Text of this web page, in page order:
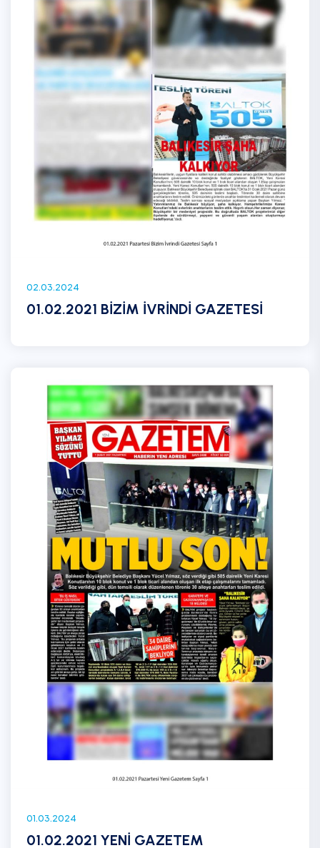
02.03.2024
01.02.2021 BİZİM İVRİNDİ GAZETESİ
01.03.2024
01.02.2021 YENİ GAZETEM